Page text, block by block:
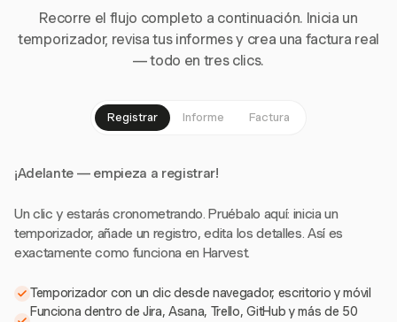
Recorre el flujo completo a continuación. Inicia un
temporizador, revisa tus informes y crea una factura real
— todo en tres clics.
Registrar Informe Factura
¡Adelante — empieza a registrar!
Un clic y estarás cronometrando. Pruébalo aquí: inicia un
temporizador, añade un registro, edita los detalles. Así es
exactamente como funciona en Harvest.
Temporizador con un clic desde navegador, escritorio y móvil
Funciona dentro de Jira, Asana, Trello, GitHub y más de 50